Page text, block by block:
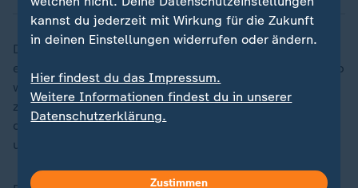
Dieses sogenannte Muskelrelaxans führte jeweils zu
einer Lähmung der Atemmuskulatur und dann innerhalb
weniger Minuten zu Atemstillstand und Tod. Meyhöfer
zufolge wusste der Mediziner von dieser Wirkung und
davon, dass die Medikamente ohne Beatmung
unweigerlich zum Tod führen würden.
kannst du jederzeit mit Wirkung für die Zukunft
in deinen Einstellungen widerrufen oder ändern.
Hier findest du das Impressum.
Weitere Informationen findest du in unserer
Datenschutzerklärung.
Zustimmen